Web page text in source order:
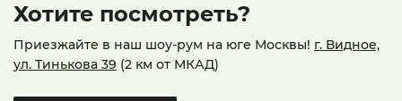
Хотите посмотреть?
Приезжайте в наш шоу-рум на юге Москвы! г. Видное,
ул. Тинькова 39 (2 км от МКАД)